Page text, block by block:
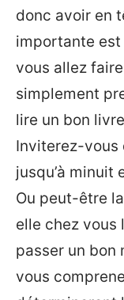
donc avoir en
importante
vous allez
simplement
lire un bon
Inviterez-vous
jusqu’à
Ou peut-être
elle chez vous
passer un bon
vous